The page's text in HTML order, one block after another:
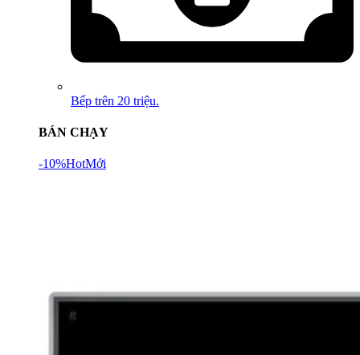
Bếp trên 20 triệu.
BÁN CHẠY
-10%HotMới